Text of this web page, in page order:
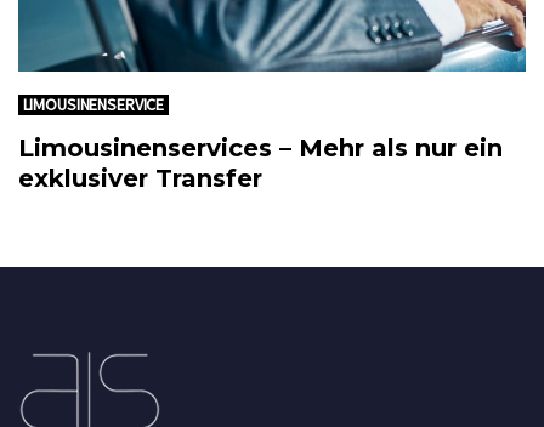
LIMOUSINENSERVICE
Limousinenservices – Mehr als nur ein
exklusiver Transfer